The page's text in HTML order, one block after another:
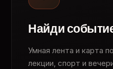
Найди
Умная лента и карта
лекции, спорт и